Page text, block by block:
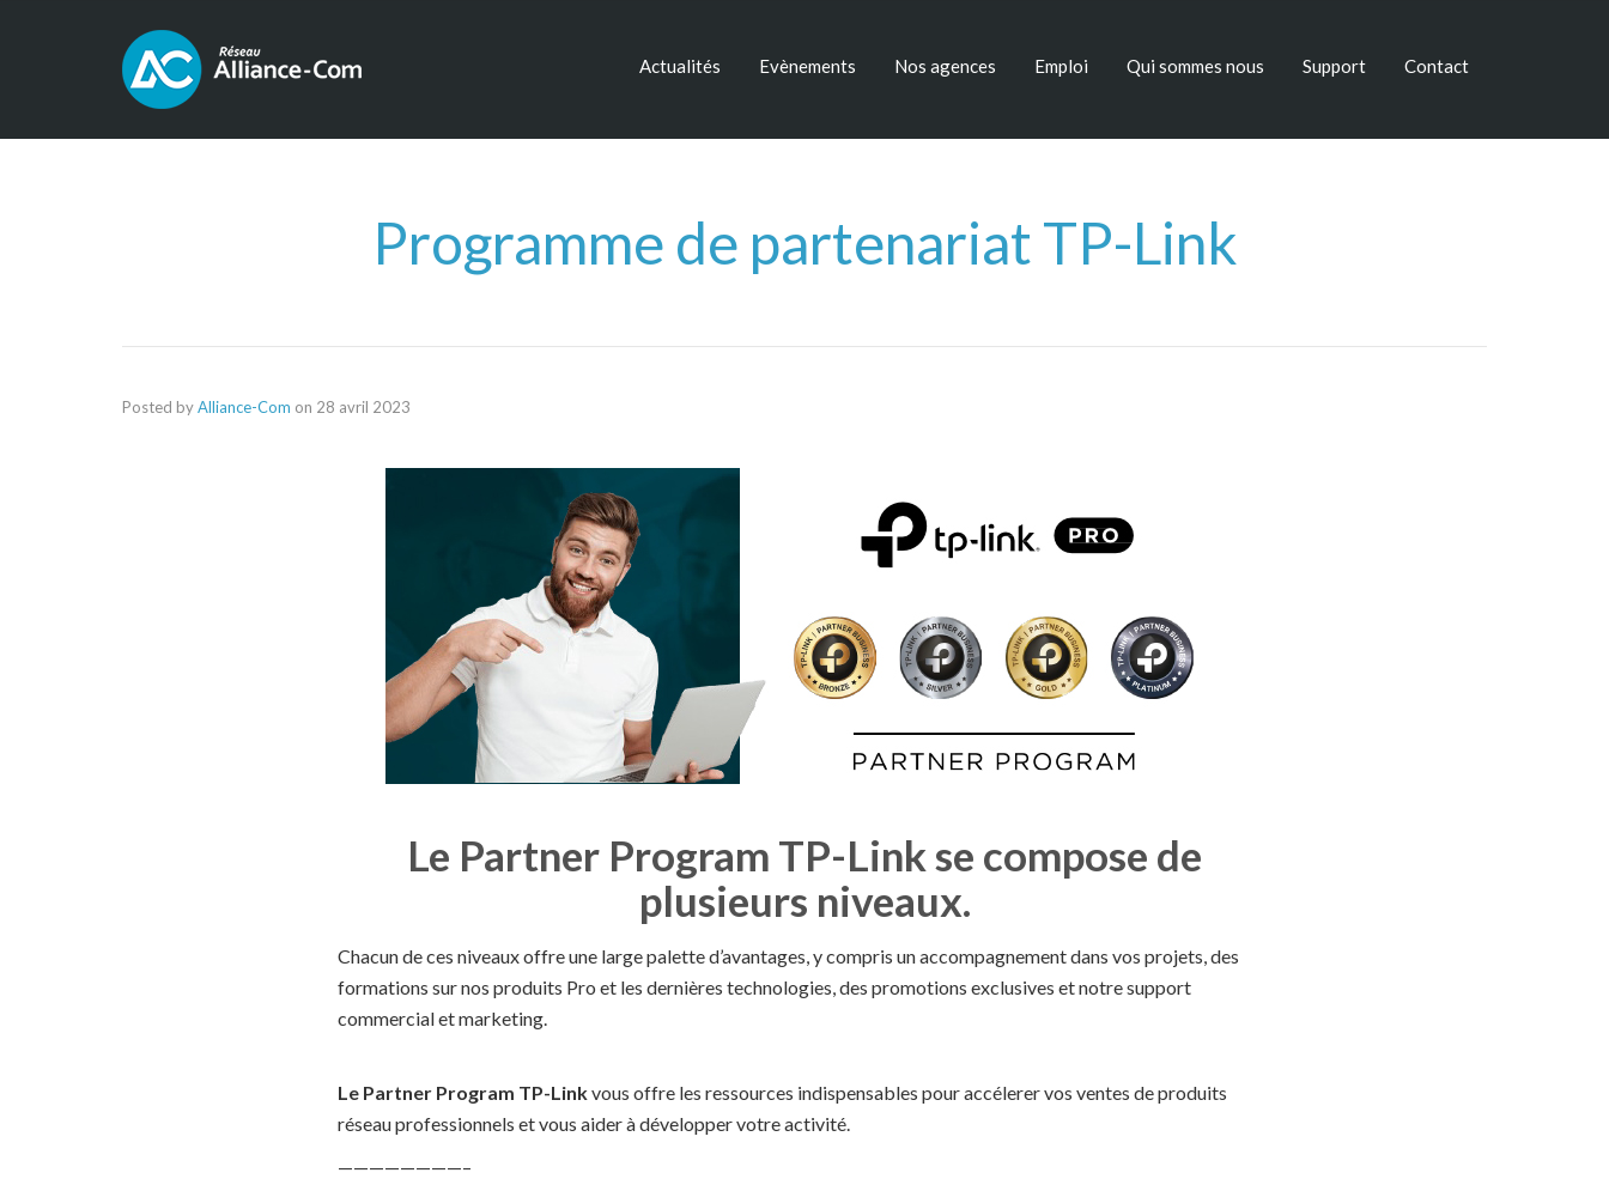
Actualités Evènements Nos agences Emploi Qui sommes nous Support Contact
Programme de partenariat TP-Link
Posted byAlliance-Com on 28 avril 2023
Le Partner Program TP-Link se compose de
plusieurs niveaux.
Chacun de ces niveaux offre une large palette d’avantages, y compris un accompagnement dans vos projets, des
formations sur nos produits Pro et les dernières technologies, des promotions exclusives et notre support
commercial et marketing.
Le Partner Program TP-Linkvous offre les ressources indispensables pour accélerer vos ventes de produits
réseau professionnels et vous aider à développer votre activité.
————————–